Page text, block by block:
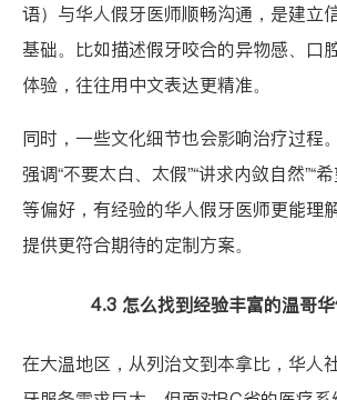
语）与华人假牙医师顺畅沟通，是建立
基础。比如描述假牙咬合的异物感、口
体验，往往用中文表达更精准。
同时，一些文化细节也会影响治疗过程
强调“不要太白、太假”“讲求内敛自然”“
等偏好，有经验的华人假牙医师更能理
提供更符合期待的定制方案。
4.3 怎么找到经验丰富的温哥
在大温地区，从列治文到本拿比，华人